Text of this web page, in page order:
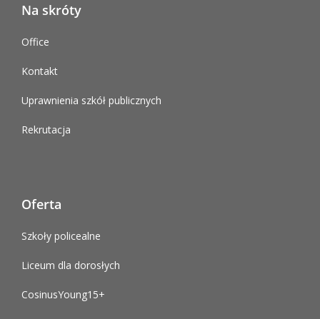
Na skróty
Office
Kontakt
Uprawnienia szkół publicznych
Rekrutacja
Oferta
Szkoły policealne
Liceum dla dorosłych
CosinusYoung15+